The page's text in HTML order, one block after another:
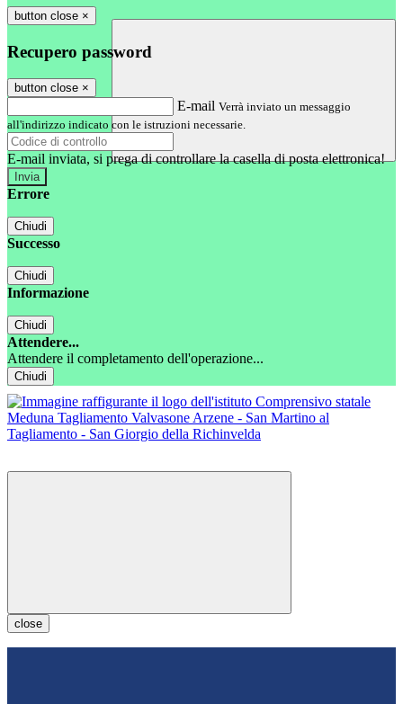
button close ×
Recupero password
button close ×
E-mail Verrà inviato un messaggio
all'indirizzo indicato con le istruzioni necessarie.
E-mail inviata, si prega di controllare la casella di posta elettronica!
Errore
Chiudi
Successo
Chiudi
Informazione
Chiudi
Attendere...
Attendere il completamento dell'operazione...
Chiudi
close